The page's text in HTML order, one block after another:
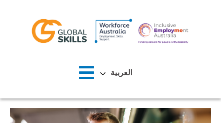
العربية‏
الصفحة الرئيسية
الباحثون عن عمل